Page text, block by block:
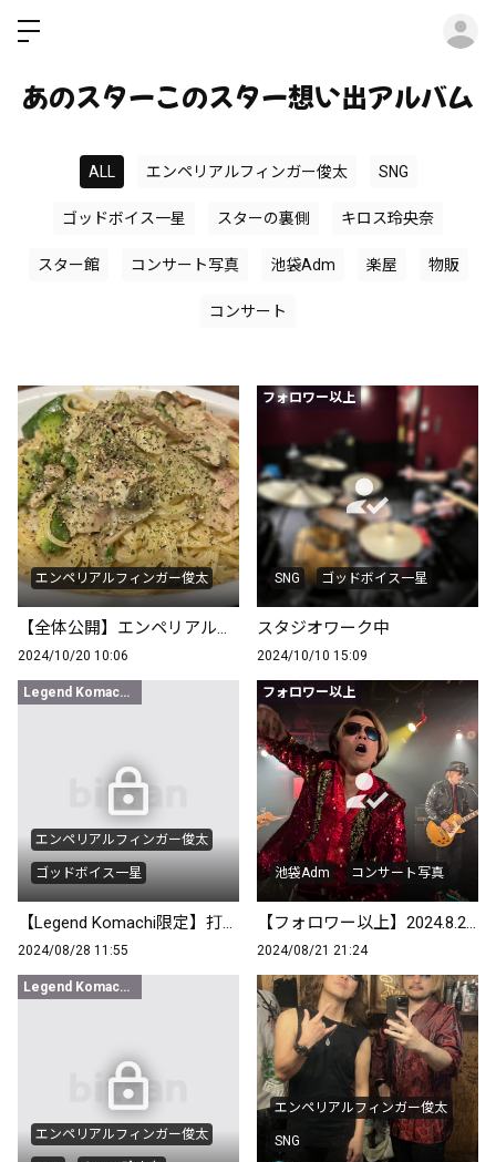
あのスターこのスター想い出アルバム
ALL エンペリアルフィンガー俊太 SNG
ゴッドボイス一星 スターの裏側 キロス玲央奈
スター館 コンサート写真 池袋Adm 楽屋 物販
コンサート
エンペリアルフィンガー俊太
【全体公開】エンペリアルクリームパスタ
2024/10/20 10:06
フォロワー以上
SNG ゴッドボイス一星
スタジオワーク中
2024/10/10 15:09
Legend Komachi限定
エンペリアルフィンガー俊太
ゴッドボイス一星
【Legend Komachi限定】打ち上げにて失われた記憶の一枚
2024/08/28 11:55
フォロワー以上
池袋Adm コンサート写真
【フォロワー以上】2024.8.20池袋Adm コンサート写真
2024/08/21 21:24
Legend Komachi限定
エンペリアルフィンガー俊太
エンペリアルフィンガー俊太
SNG